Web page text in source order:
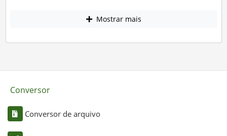
Mostrar mais
Conversor
Conversor de arquivo